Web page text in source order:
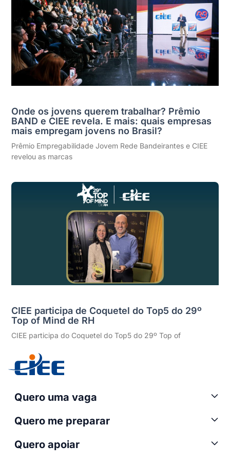
Onde os jovens querem trabalhar? Prêmio
BAND e CIEE revela. E mais: quais empresas
mais empregam jovens no Brasil?
Prêmio Empregabilidade Jovem Rede Bandeirantes e CIEE
revelou as marcas
CIEE participa de Coquetel do Top5 do 29º
Top of Mind de RH
CIEE participa do Coquetel do Top5 do 29º Top of
Quero uma vaga
Quero me preparar
Quero apoiar